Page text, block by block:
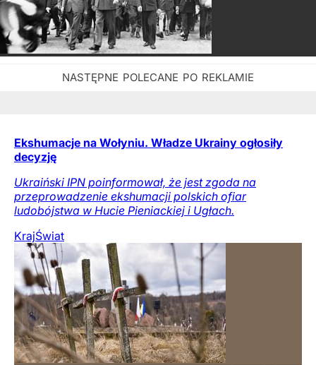
Ekshumacje na Wołyniu. Władze Ukrainy ogłosiły
decyzję
Ukraiński IPN poinformował, że jest zgoda na
przeprowadzenie ekshumacji polskich ofiar
ludobójstwa w Hucie Pieniackiej i Ugłach.
KrajŚwiat